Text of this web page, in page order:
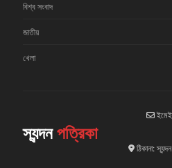
বিশ্ব সংবাদ
জাতীয়
খেলা
স্যন্দনপত্রিকা
ঠিকানা: